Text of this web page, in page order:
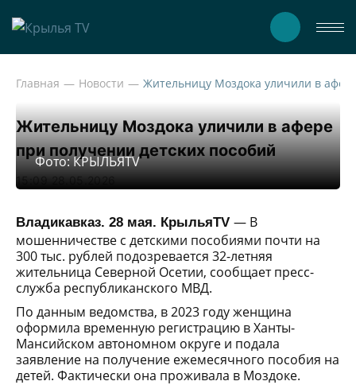
Главная Новости
Жительницу Моздока уличили в афере
при получении детских пособий
15:09 28.05.2026
Фото: КРЫЛЬЯTV
Владикавказ. 28 мая. КрыльяTV — В
мошенничестве с детскими пособиями почти на
300 тыс. рублей подозревается 32-летняя
жительница Северной Осетии, сообщает пресс-
служба республиканского МВД.
По данным ведомства, в 2023 году женщина
оформила временную регистрацию в Ханты-
Мансийском автономном округе и подала
заявление на получение ежемесячного пособия на
детей. Фактически она проживала в Моздоке.